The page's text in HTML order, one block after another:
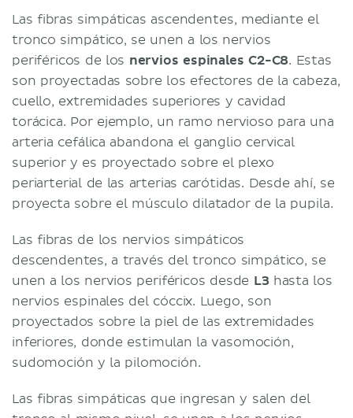
Las fibras simpáticas ascendentes, mediante el
tronco simpático, se unen a los nervios
periféricos de los nervios espinales C2-C8. Estas
son proyectadas sobre los efectores de la cabeza,
cuello, extremidades superiores y cavidad
torácica. Por ejemplo, un ramo nervioso para una
arteria cefálica abandona el ganglio cervical
superior y es proyectado sobre el plexo
periarterial de las arterias carótidas. Desde ahí, se
proyecta sobre el músculo dilatador de la pupila.
Las fibras de los nervios simpáticos
descendentes, a través del tronco simpático, se
unen a los nervios periféricos desde L3 hasta los
nervios espinales del cóccix. Luego, son
proyectados sobre la piel de las extremidades
inferiores, donde estimulan la vasomoción,
sudomoción y la pilomoción.
Las fibras simpáticas que ingresan y salen del